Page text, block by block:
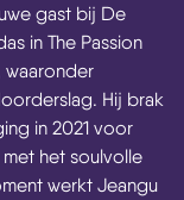
gast bij De
in The Passion
Hij brak
in 2021 voor
het soulvolle
werkt Jeangu